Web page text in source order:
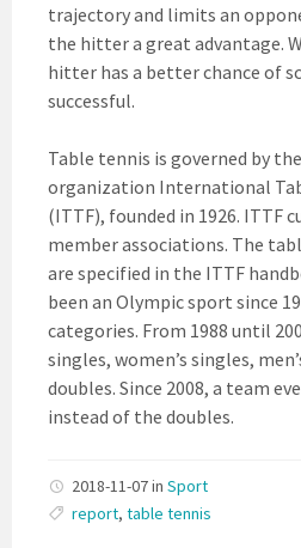
trajectory and limits an
the hitter a great advantage.
hitter has a better chance of
successful.
Table tennis is governed by
organization International
(ITTF), founded in 1926. ITTF
member associations. The
are specified in the ITTF
been an Olympic sport since
categories. From 1988 until
singles, women’s singles,
doubles. Since 2008, a team
instead of the doubles.
2018-11-07in Sport
report, table tennis